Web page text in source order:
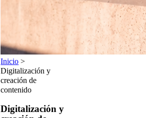
Inicio >
Digitalización y
creación de
contenido
Digitalización y